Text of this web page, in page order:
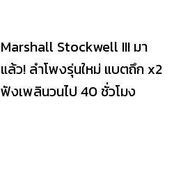
Marshall Stockwell III มา
แล้ว! ลำโพงรุ่นใหม่ แบตถึก x2
ฟังเพลินวนไป 40 ชั่วโมง